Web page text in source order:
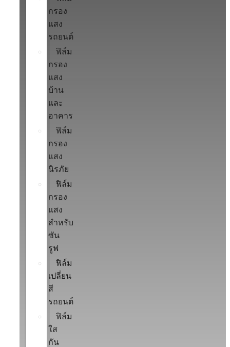
กรอง
แสง
รถยนต์
ฟิล์ม
กรอง
แสง
บ้าน
และ
อาคาร
ฟิล์ม
กรอง
แสง
นิรภัย
ฟิล์ม
กรอง
แสง
สำหรับ
ซัน
รูฟ
ฟิล์ม
เปลี่ยน
สี
รถยนต์
ฟิล์ม
ใส
กัน